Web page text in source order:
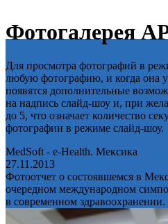
Фотогалерея
Для просмотра фотографий в
любую фотографию, и когда она
появятся дополнительные
на надпись слайд-шоу и, при
до 5, что означает количество
фотографии в режиме слайд-шоу.
MedSoft - e-Health. Мексика
27.11.2013
Фотоотчет о состоявшемся в
очередном международном
в современном здравоохранении.